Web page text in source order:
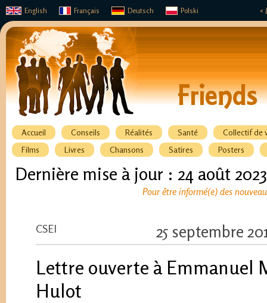
«
English Français Deutsch Polski
Accueil Conseils Réalités Santé
Collectif de
Films
Livres Chansons Satires Posters
Dernière mise à jour : 24 août 2023
Pour être informé(e) des
CSEI 25 septembre
Lettre ouverte à Emmanuel
Hulot